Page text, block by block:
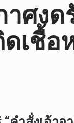
าศ
เชื้อ